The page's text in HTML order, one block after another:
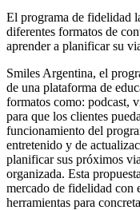
El programa de fidelidad
diferentes formatos de
aprender a planificar su
Smiles Argentina, el
de una plataforma de
formatos como: podcast,
para que los clientes
funcionamiento del
entretenido y de
planificar sus próximos
organizada. Esta
mercado de fidelidad con
herramientas para